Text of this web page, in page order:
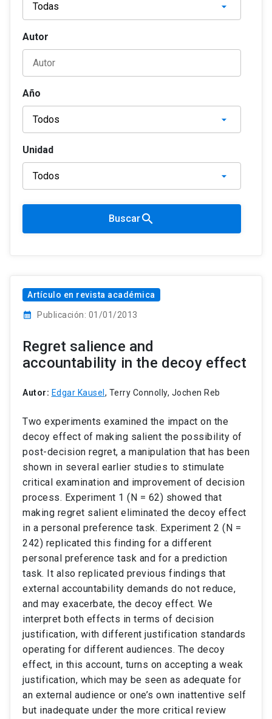
Autor
Año
Unidad
Buscarsearch
Artículo en revista académica
calendar_month Publicación: 01/01/2013
Regret salience and
accountability in the decoy effect
Autor: Edgar Kausel , Terry Connolly, Jochen Reb
Two experiments examined the impact on the
decoy effect of making salient the possibility of
post-decision regret, a manipulation that has been
shown in several earlier studies to stimulate
critical examination and improvement of decision
process. Experiment 1 (N = 62) showed that
making regret salient eliminated the decoy effect
in a personal preference task. Experiment 2 (N =
242) replicated this finding for a different
personal preference task and for a prediction
task. It also replicated previous findings that
external accountability demands do not reduce,
and may exacerbate, the decoy effect. We
interpret both effects in terms of decision
justification, with different justification standards
operating for different audiences. The decoy
effect, in this account, turns on accepting a weak
justification, which may be seen as adequate for
an external audience or one’s own inattentive self
but inadequate under the more critical review